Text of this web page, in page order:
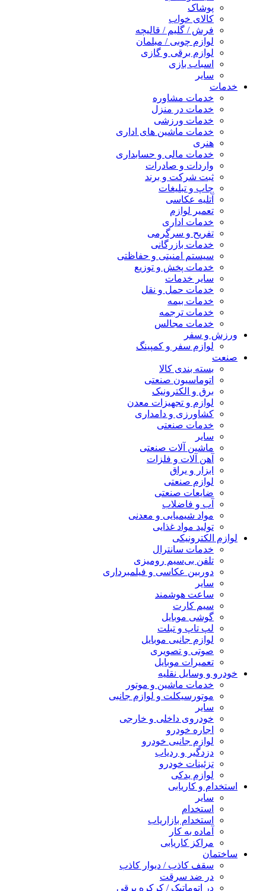
پوشاک
کالای خواب
فرش / گلیم / قالیچه
لوازم چوبی / مبلمان
لوازم برقی و گازی
اسباب بازی
سایر
خدمات
خدمات مشاوره
خدمات در منزل
خدمات ورزشی
خدمات ماشین های اداری
هنری
خدمات مالی و حسابداری
واردات و صادرات
ثبت شرکت و برند
چاپ و تبلیغات
آتلیه عکاسی
تعمیر لوازم
خدمات اداری
تفریح و سرگرمی
خدمات بازرگانی
سیستم امنیتی و حفاظتی
خدمات پخش و توزیع
سایر خدمات
خدمات حمل و نقل
خدمات بیمه
خدمات ترجمه
خدمات مجالس
ورزش و سفر
لوازم سفر و کمپینگ
صنعت
بسته بندی کالا
اتوماسیون صنعتی
برق و الکترونیک
لوازم و تجهیزات معدن
کشاورزی و دامداری
خدمات صنعتی
سایر
ماشین آلات صنعتی
آهن آلات و فلزات
ابزار و یراق
لوازم صنعتی
ضایعات صنعتی
آب و فاضلاب
مواد شیمیایی و معدنی
تولید مواد غذایی
لوازم الکترونیکی
خدمات سانترال
تلفن بی‌سیم رومیزی
دوربین عکاسی و فیلمبرداری
سایر
ساعت هوشمند
سیم کارت
گوشی موبایل
لپ تاپ و تبلت
لوازم جانبی موبایل
صوتی و تصویری
تعمیرات موبایل
خودرو و وسایل نقلیه
خدمات ماشین و موتور
موتورسیکلت و لوازم جانبی
سایر
خودروی داخلی و خارجی
اجاره خودرو
لوازم جانبی خودرو
دزدگیر و ردیاب
تزئینات خودرو
لوازم یدکی
استخدام و کاریابی
سایر
استخدام
استخدام بازاریاب
آماده به کار
مراکز کاریابی
ساختمان
سقف کاذب / دیوار کاذب
در ضد سرقت
در اتوماتیک / کرکره برقی